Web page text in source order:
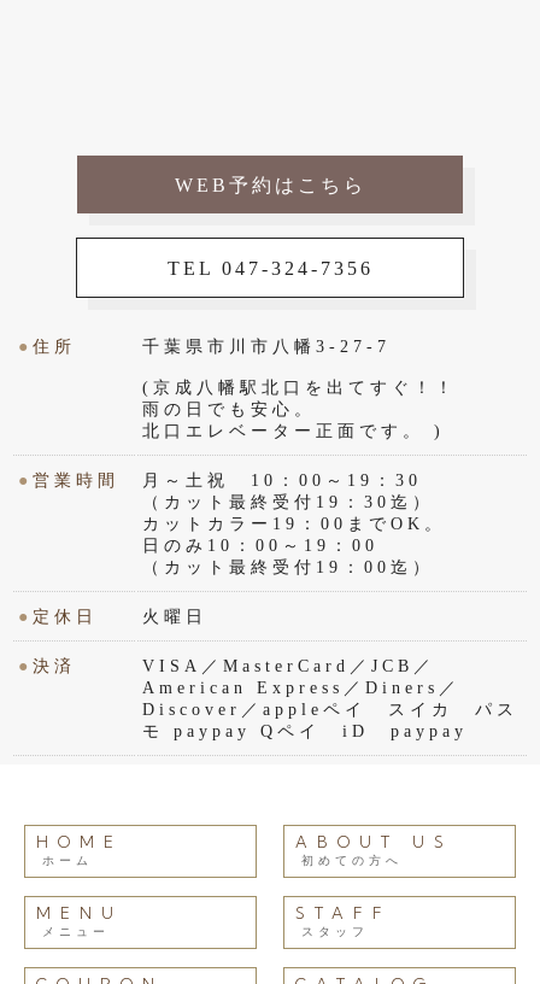
WEB予約はこちら
TEL 047-324-7356
●住所 千葉県市川市八幡3-27-7
(京成八幡駅北口を出てすぐ！！
雨の日でも安心。
北口エレベーター正面です。 )
●営業時間
月～土祝 10：00～19：30
（カット最終受付19：30迄）
カットカラー19：00までOK。
日のみ10：00～19：00
（カット最終受付19：00迄）
● 定休日 火曜日
●決済
VISA／MasterCard／JCB／
American Express／Diners／
Discover／appleペイ スイカ パス
モ paypay Qペイ iD paypay
HOME
ホーム
ABOUT US
初めての方へ
MENU
メニュー
STAFF
スタッフ